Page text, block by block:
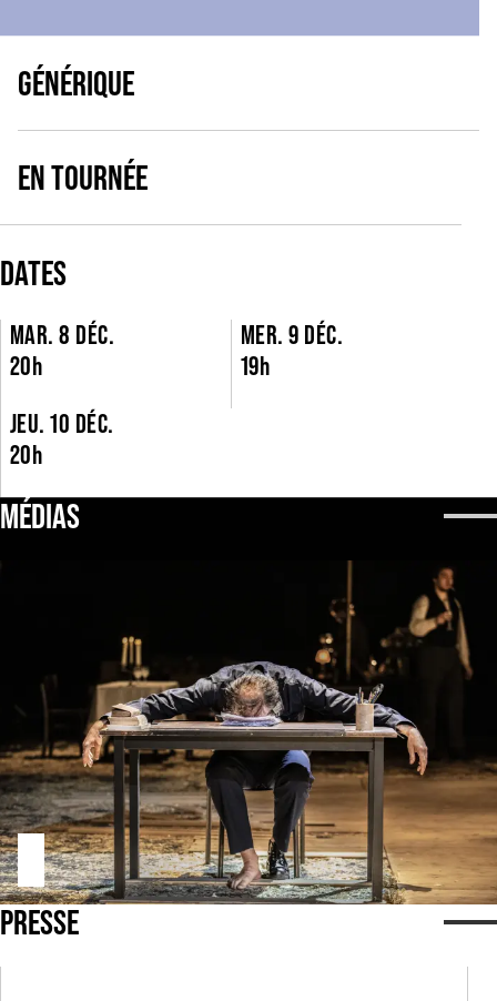
GÉNÉRIQUE
EN TOURNÉE
DATES
MAR. 8 DÉC.
20h
MER. 9 DÉC.
19h
JEU. 10 DÉC.
20h
MÉDIAS
PRESSE